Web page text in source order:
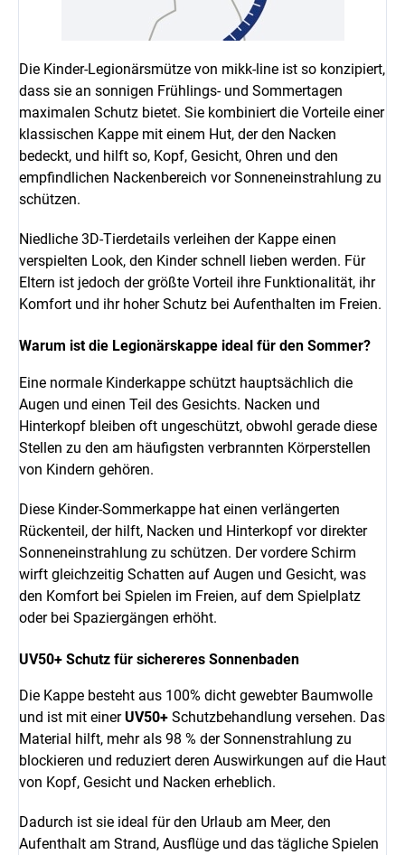
Die Kinder-Legionärsmütze von mikk-line ist so konzipiert,
dass sie an sonnigen Frühlings- und Sommertagen
maximalen Schutz bietet. Sie kombiniert die Vorteile einer
klassischen Kappe mit einem Hut, der den Nacken
bedeckt, und hilft so, Kopf, Gesicht, Ohren und den
empfindlichen Nackenbereich vor Sonneneinstrahlung zu
schützen.
Niedliche 3D-Tierdetails verleihen der Kappe einen
verspielten Look, den Kinder schnell lieben werden. Für
Eltern ist jedoch der größte Vorteil ihre Funktionalität, ihr
Komfort und ihr hoher Schutz bei Aufenthalten im Freien.
Warum ist die Legionärskappe ideal für den Sommer?
Eine normale Kinderkappe schützt hauptsächlich die
Augen und einen Teil des Gesichts. Nacken und
Hinterkopf bleiben oft ungeschützt, obwohl gerade diese
Stellen zu den am häufigsten verbrannten Körperstellen
von Kindern gehören.
Diese Kinder-Sommerkappe hat einen verlängerten
Rückenteil, der hilft, Nacken und Hinterkopf vor direkter
Sonneneinstrahlung zu schützen. Der vordere Schirm
wirft gleichzeitig Schatten auf Augen und Gesicht, was
den Komfort bei Spielen im Freien, auf dem Spielplatz
oder bei Spaziergängen erhöht.
UV50+ Schutz für sichereres Sonnenbaden
Die Kappe besteht aus 100% dicht gewebter Baumwolle
und ist mit einerUV50+ Schutzbehandlung versehen. Das
Material hilft, mehr als 98 % der Sonnenstrahlung zu
blockieren und reduziert deren Auswirkungen auf die Haut
von Kopf, Gesicht und Nacken erheblich.
Dadurch ist sie ideal für den Urlaub am Meer, den
Aufenthalt am Strand, Ausflüge und das tägliche Spielen